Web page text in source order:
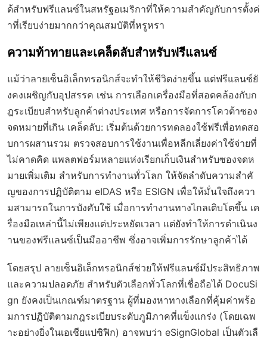
ด้สำหรับฟรีแลนซ์ในสหรัฐอเมริกาที่ให้ความสำคัญกับการตั้งค่
าที่เรียบง่ายมากกว่าคุณสมบัติที่หรูหรา
ความท้าทายและเคล็ดลับสำหรับฟรีแลนซ์
แม้ว่าลายเซ็นอิเล็กทรอนิกส์จะทำให้ชีวิตง่ายขึ้น แต่ฟรีแลนซ์ยั
งคงเผชิญกับอุปสรรค เช่น การเลือกเครื่องมือที่สอดคล้องกับก
ฎระเบียบสำหรับลูกค้าต่างประเทศ หรือการจัดการโควต้าซอง
จดหมายที่เกิน เคล็ดลับ: เริ่มต้นด้วยการทดลองใช้ฟรีเพื่อทดสอ
บการผสานรวม ตรวจสอบการใช้งานเพื่อหลีกเลี่ยงค่าใช้จ่ายที่
ไม่คาดคิด แพลตฟอร์มหลายแห่งเรียกเก็บเงินสำหรับซองจดห
มายเพิ่มเติม สำหรับการทำงานทั่วโลก ให้จัดลำดับความสำคั
ญของการปฏิบัติตาม eIDAS หรือ ESIGN เพื่อให้มั่นใจถึงควา
มสามารถในการบังคับใช้ เมื่อการทำงานทางไกลเติบโตขึ้น เค
รื่องมือเหล่านี้ไม่เพียงแต่ประหยัดเวลา แต่ยังทำให้การดำเนินง
านของฟรีแลนซ์เป็นมืออาชีพ ซึ่งอาจเพิ่มการรักษาลูกค้าได้
โดยสรุป ลายเซ็นอิเล็กทรอนิกส์ช่วยให้ฟรีแลนซ์มีประสิทธิภาพ
และความปลอดภัย สำหรับตัวเลือกทั่วโลกที่เชื่อถือได้ DocuSi
gn ยังคงเป็นเกณฑ์มาตรฐาน ผู้ที่มองหาทางเลือกที่คุ้มค่าพร้อ
มการปฏิบัติตามกฎระเบียบระดับภูมิภาคที่แข็งแกร่ง (โดยเฉพ
าะอย่างยิ่งในเอเชียแปซิฟิก) อาจพบว่า eSignGlobal เป็นตัวเลื